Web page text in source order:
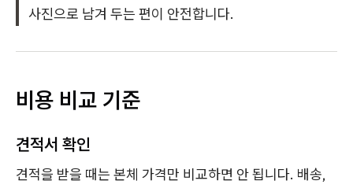
사진으로 남겨 두는 편이 안전합니다.
비용 비교 기준
견적서 확인
견적을 받을 때는 본체 가격만 비교하면 안 됩니다. 배송,